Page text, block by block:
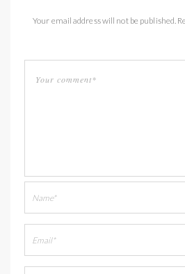
Your email address will not be published.